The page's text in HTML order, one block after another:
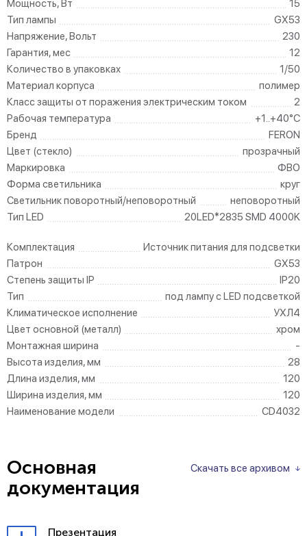
Мощность, Вт
15
Тип лампы
GX53
Напряжение, Вольт
230
Гарантия, мес
12
Количество в упаковках
1/50
Материал корпуса
полимер
Класс защиты от поражения электрическим током
2
Рабочая температура
+1..+40°C
Бренд
FERON
Цвет (стекло)
прозрачный
Маркировка
ФВО
Форма светильника
круг
Светильник поворотный/неповоротный
неповоротный
Тип LED
20LED*2835 SMD 4000K
Комплектация
Источник питания для подсветки
Патрон
GX53
Степень защиты IP
IP20
Тип
под лампу с LED подсветкой
Климатическое исполнение
УХЛ4
Цвет основной (металл)
хром
Монтажная ширина
-
Высота изделия, мм
28
Длина изделия, мм
120
Ширина изделия, мм
120
Наименование модели
CD4032
Скачать все архивом
Основная
документация
Презентация